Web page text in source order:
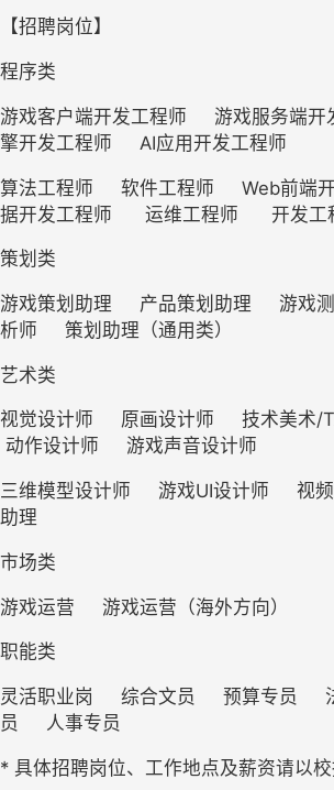
【招聘岗位】
程序类
游戏客户端开发工程师     游戏服务端开
擎开发工程师     AI应用开发工程师
算法工程师     软件工程师     Web前端
据开发工程师      运维工程师      开发工
策划类
游戏策划助理     产品策划助理     游戏
析师     策划助理（通用类）
艺术类
视觉设计师     原画设计师     技术美术/
动作设计师     游戏声音设计师
三维模型设计师     游戏UI设计师     视
助理
市场类
游戏运营     游戏运营（海外方向）
职能类
灵活职业岗     综合文员     预算专员
员     人事专员
* 具体招聘岗位、工作地点及薪资请以